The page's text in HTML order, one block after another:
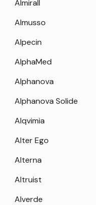
Almirall
Almusso
Alpecin
AlphaMed
Alphanova
Alphanova Solide
Alqvimia
Alter Ego
Alterna
Altruist
Alverde